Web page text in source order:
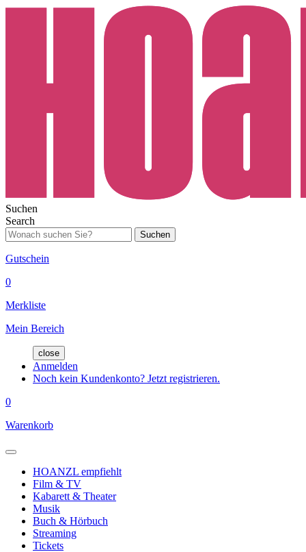
Suchen
Search
Suchen
Gutschein
0
Merkliste
Mein Bereich
close
Anmelden
Noch kein Kundenkonto? Jetzt registrieren.
0
Warenkorb
HOANZL empfiehlt
Film & TV
Kabarett & Theater
Musik
Buch & Hörbuch
Streaming
Tickets